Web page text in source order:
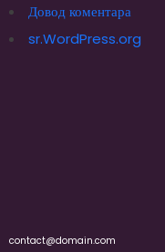
Довод коментара
sr.WordPress.org
contact@domain.com